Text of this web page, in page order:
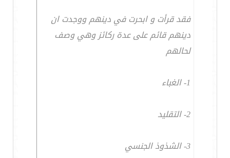
فقد قرأت و ابحرت في دينهم ووجدت ان
دينهم قائم على عدة ركائز وهي وصف
لحالهم
1- الغباء
2- التقليد
3- الشذوذ الجنسي